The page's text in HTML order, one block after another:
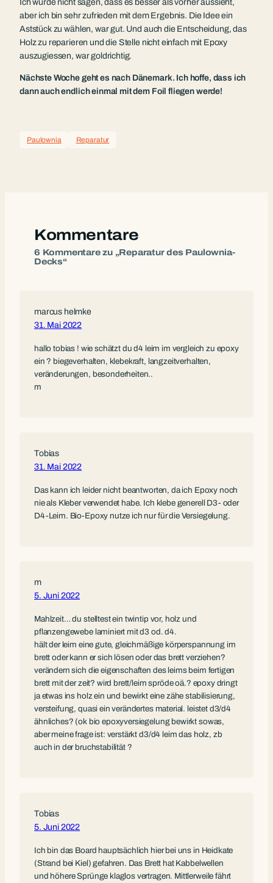
Ich würde nicht sagen, dass es besser als vorher aussieht,
aber ich bin sehr zufrieden mit dem Ergebnis. Die Idee ein
Aststück zu wählen, war gut. Und auch die Entscheidung, das
Holz zu reparieren und die Stelle nicht einfach mit Epoxy
auszugiessen, war goldrichtig.
Nächste Woche geht es nach Dänemark. Ich hoffe, dass ich
dann auch endlich einmal mit dem Foil fliegen werde!
Paulownia Reparatur
Kommentare
6 Kommentare zu „Reparatur des Paulownia-
Decks“
marcus helmke
31. Mai 2022
hallo tobias ! wie schätzt du d4 leim im vergleich zu epoxy
ein ? biegeverhalten, klebekraft, langzeitverhalten,
veränderungen, besonderheiten..
m
Tobias
31. Mai 2022
Das kann ich leider nicht beantworten, da ich Epoxy noch
nie als Kleber verwendet habe. Ich klebe generell D3- oder
D4-Leim. Bio-Epoxy nutze ich nur für die Versiegelung.
m
5. Juni 2022
Mahlzeit… du stelltest ein twintip vor, holz und
pflanzengewebe laminiert mit d3 od. d4.
hält der leim eine gute, gleichmäßige körperspannung im
brett oder kann er sich lösen oder das brett verziehen?
verändern sich die eigenschaften des leims beim fertigen
brett mit der zeit? wird brett/leim spröde oä.? epoxy dringt
ja etwas ins holz ein und bewirkt eine zähe stabilisierung,
versteifung, quasi ein verändertes material. leistet d3/d4
ähnliches? (ok bio epoxyversiegelung bewirkt sowas,
aber meine frage ist: verstärkt d3/d4 leim das holz, zb
auch in der bruchstabilität ?
Tobias
5. Juni 2022
Ich bin das Board hauptsächlich hier bei uns in Heidkate
(Strand bei Kiel) gefahren. Das Brett hat Kabbelwellen
und höhere Sprünge klaglos vertragen. Mittlerweile fährt